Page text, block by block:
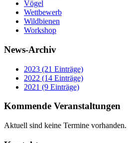
Vögel
Wettbewerb
Wildbienen
Workshop
News-Archiv
2023 (21 Einträge)
2022 (14 Einträge)
2021 (9 Einträge)
Kommende Veranstaltungen
Aktuell sind keine Termine vorhanden.